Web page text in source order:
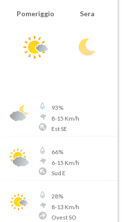
Pomeriggio Sera
93%
8-15 Km/h
Est SE
66%
6-15 Km/h
Sud E
28%
8-13 Km/h
Ovest SO